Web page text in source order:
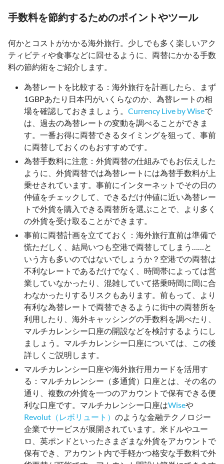
手数料を節約するためのポイントやツール
何かとコストがかかる海外旅行。少しでも多く楽しいアク
ティビティや食事などに回せるように、両替にかかる手数
料の節約術をご紹介します。
為替レートを比較する：海外旅行を計画したら、まず
1GBPあたり日本円がいくらなのか、為替レートの相
場を確認しておきましょう。 Currency Live by Wiseで
は、過去の為替レートの変動を調べることができま
す。一番お得に両替できるタイミングを狙って、事前
に両替しておくのもおすすめです。
為替手数料に注意：外貨両替の仕組みでもお伝えした
ように、外貨両替では為替レートには為替手数料が上
乗せされています。事前にインターネットでその日の
仲値をチェックして、できるだけ仲値に近い為替レー
トで外貨を購入できる両替所を選ぶことで、より多く
の外貨を受け取ることができます。
事前に両替計画を立てておく：海外旅行直前は準備で
慌ただしく、結局いつも空港で両替してしまう……と
いう方も多いのではないでしょうか？空港での両替は
不利なレートであるだけでなく、時間帯によっては営
業していなかったり、混雑していて搭乗時間に間に合
わなかったりするリスクもあります。前もって、より
有利な為替レートで両替できるように街中の両替所を
利用したり、海外キャッシングの手数料を調べたり、
マルチカレンシー口座の開設などを検討するようにし
ましょう。マルチカレンシー口座については、この後
詳しくご説明します。
マルチカレンシー口座や海外旅行用カードを活用す
る：マルチカレンシー（多通貨）口座とは、その名の
通り、複数の外貨を一つのアカウントで保有できる便
利な口座です。マルチカレンシー口座はWiseや
Revolut（レボリュート） のような金融テクノロジー
企業でサービスが展開されています。米ドルやユー
ロ、英ポンドといったさまざまな外貨をアカウントで
保有でき、アカウント内で手軽かつ格安な手数料で外